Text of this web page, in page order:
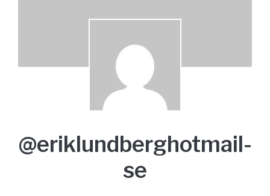
@eriklundberghotmail-
se